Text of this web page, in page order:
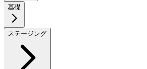
基礎
ステージング